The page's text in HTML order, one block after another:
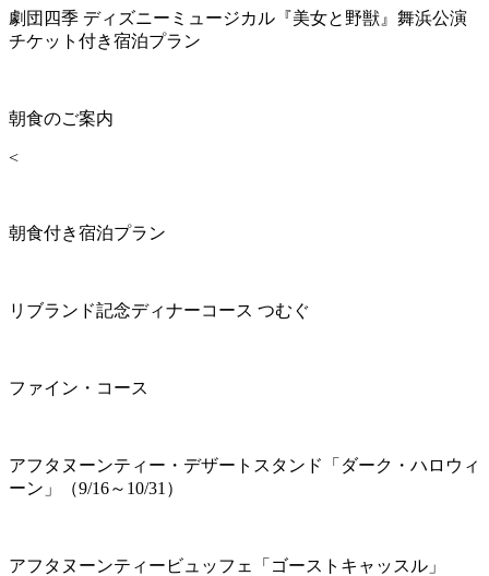
劇団四季 ディズニーミュージカル『美女と野獣』舞浜公演
チケット付き宿泊プラン
朝食のご案内
<
朝食付き宿泊プラン
リブランド記念ディナーコース つむぐ
ファイン・コース
アフタヌーンティー・デザートスタンド「ダーク・ハロウィ
ーン」（9/16～10/31）
アフタヌーンティービュッフェ「ゴーストキャッスル」